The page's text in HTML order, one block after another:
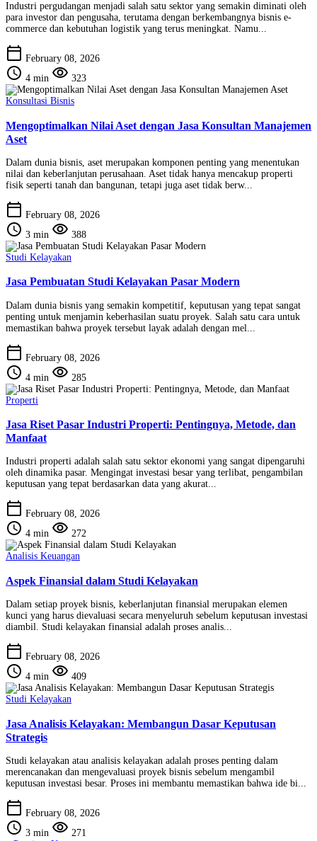
Industri pergudangan menjadi salah satu sektor yang semakin diminati oleh
para investor dan pengusaha, terutama dengan berkembangnya bisnis e-
commerce dan kebutuhan logistik yang terus meningkat. Namu...
calendar_today February 08, 2026
schedule 4 min visibility 323
Konsultasi Bisnis
Mengoptimalkan Nilai Aset dengan Jasa Konsultan Manajemen
Aset
Dalam dunia bisnis, aset merupakan komponen penting yang menentukan
nilai dan keberlanjutan perusahaan. Aset tidak hanya mencakup properti
fisik seperti tanah dan bangunan, tetapi juga aset tidak berw...
calendar_today February 08, 2026
schedule 3 min visibility 388
Studi Kelayakan
Jasa Pembuatan Studi Kelayakan Pasar Modern
Dalam dunia bisnis yang semakin kompetitif, keputusan yang tepat sangat
penting untuk menjamin keberhasilan suatu proyek. Salah satu cara untuk
memastikan bahwa proyek tersebut layak adalah dengan mel...
calendar_today February 08, 2026
schedule 4 min visibility 285
Properti
Jasa Riset Pasar Industri Properti: Pentingnya, Metode, dan
Manfaat
Industri properti adalah salah satu sektor ekonomi yang sangat dipengaruhi
oleh dinamika pasar. Mengingat investasi besar yang terlibat, pengambilan
keputusan yang tepat berdasarkan data yang akurat...
calendar_today February 08, 2026
schedule 4 min visibility 272
Analisis Keuangan
Aspek Finansial dalam Studi Kelayakan
Dalam setiap proyek bisnis, keberlanjutan finansial merupakan elemen
kunci yang harus dievaluasi secara menyeluruh sebelum keputusan investasi
diambil. Studi kelayakan finansial adalah proses analis...
calendar_today February 08, 2026
schedule 4 min visibility 409
Studi Kelayakan
Jasa Analisis Kelayakan: Membangun Dasar Keputusan
Strategis
Studi kelayakan atau analisis kelayakan adalah proses penting dalam
merencanakan dan mengevaluasi proyek bisnis sebelum mengambil
keputusan investasi besar. Proses ini membantu memastikan bahwa ide bi...
calendar_today February 08, 2026
schedule 3 min visibility 271